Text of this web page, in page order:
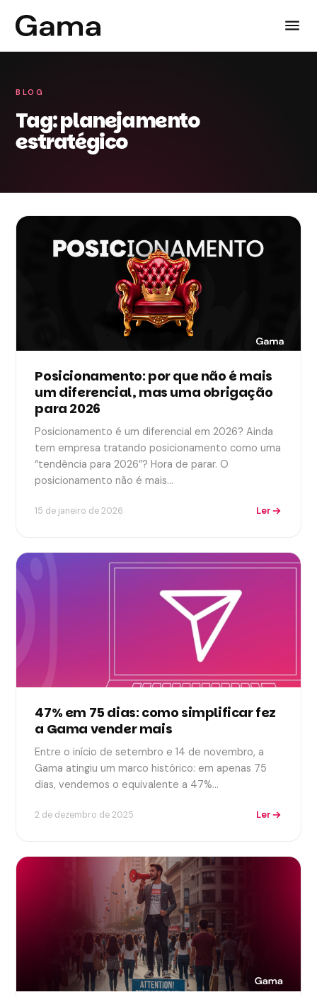
BLOG
Tag: planejamento
estratégico
Posicionamento: por que não é mais
um diferencial, mas uma obrigação
para 2026
Posicionamento é um diferencial em 2026? Ainda
tem empresa tratando posicionamento como uma
“tendência para 2026”? Hora de parar. O
posicionamento não é mais…
15 de janeiro de 2026 Ler
47% em 75 dias: como simplificar fez
a Gama vender mais
Entre o início de setembro e 14 de novembro, a
Gama atingiu um marco histórico: em apenas 75
dias, vendemos o equivalente a 47%…
2 de dezembro de 2025 Ler